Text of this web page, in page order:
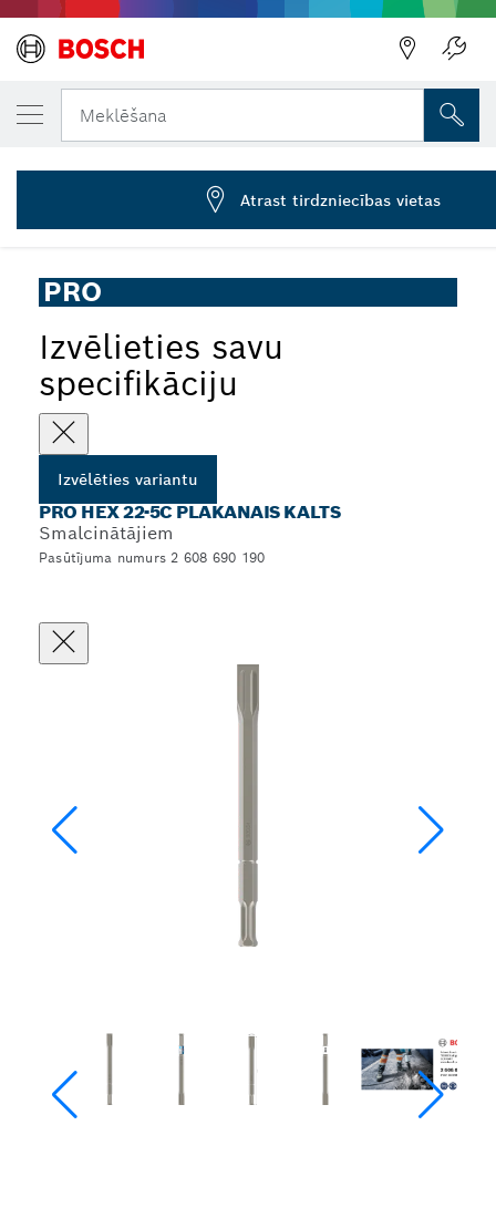
Meklēšana
... PRO Hex 22-5C plakanais kalts
PRO
Izvēlieties savu
specifikāciju
Izvēlēties variantu
PRO HEX 22-5C PLAKANAIS KALTS
Smalcinātājiem
Pasūtījuma numurs 2 608 690 190
JŪSU IZVĒLĒTAIS VARIANTS
PRO HEX 22-5C plakanais kalts, 30 x 400
2 608 690 190
Atrast tirdzniecības vietas